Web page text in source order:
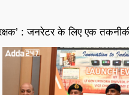
रक्षक’ : जनरेटर के लिए एक